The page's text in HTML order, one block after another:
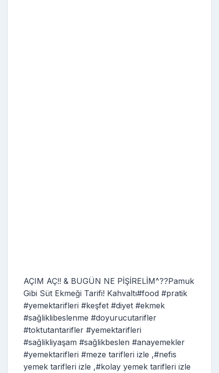
AÇIM AÇ!! & BUGÜN NE PİŞİRELİM^??Pamuk
Gibi Süt Ekmeği Tarifi! Kahvaltı#food #pratik
#yemektarifleri #keşfet #diyet #ekmek
#sağliklibeslenme #doyurucutarifler
#toktutantarifler #yemektarifleri
#sağlikliyaşam #sağlikbeslen #anayemekler
#yemektarifleri #meze tarifleri izle ,#nefis
yemek tarifleri izle ,#kolay yemek tarifleri izle